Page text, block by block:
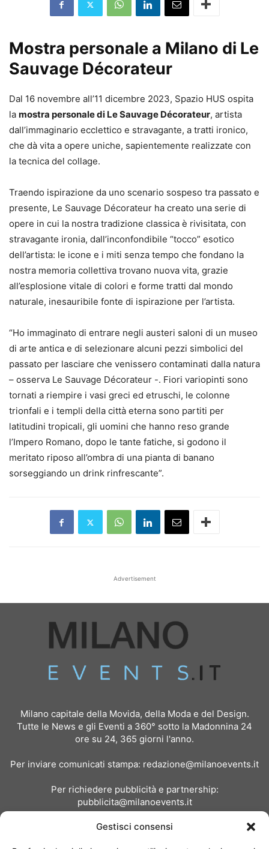
Gestisci consensi
Mostra personale a Milano di Le
Sauvage Décorateur
Dal 16 novembre all’11 dicembre 2023, Spazio HUS ospita
la mostra personale di Le Sauvage Décorateur, artista
dall’immaginario ecclettico e stravagante, a tratti ironico,
che dà vita a opere uniche, sapientemente realizzate con
la tecnica del collage.
Traendo ispirazione da uno scenario sospeso tra passato e
presente, Le Sauvage Décorateur ha creato una serie di
opere in cui la nostra tradizione classica è rivisitata, con
stravagante ironia, dall’inconfondibile “tocco” esotico
dell’artista: le icone e i miti senza tempo che fondano la
nostra memoria collettiva trovano nuova vita, grazie
all’esplosione vitale di colori e forme tratti dal mondo
naturale, inesauribile fonte di ispirazione per l’artista.
“Ho immaginato di entrare negli austeri saloni di un museo
di arte antica e di selezionare alcuni pezzi simbolici del
passato per lasciare che venissero contaminati dalla natura
– osserva Le Sauvage Décorateur -. Fiori variopinti sono
tornati a riempire i vasi greci ed etruschi, le colonne
trionfali e i templi della città eterna sono partiti per
latitudini tropicali, gli uomini che hanno reso grande
l’Impero Romano, dopo le tante fatiche, si godono il
meritato riposo all’ombra di una pianta di banano
sorseggiando un drink rinfrescante”.
Advertisement
Milano capitale della Movida, della Moda e del Design.
Tutte le News e gli Eventi a 360° sotto la Madonnina 24
ore su 24, 365 giorni l'anno.
Per inviare comunicati stampa: redazione@milanoevents.it
Per richiedere pubblicità e partnership:
pubblicita@milanoevents.it